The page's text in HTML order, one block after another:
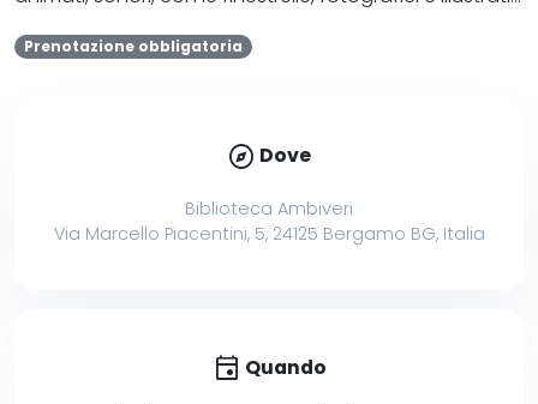
Prenotazione obbligatoria
explore Dove
Biblioteca Ambiveri
Via Marcello Piacentini, 5, 24125 Bergamo BG, Italia
event Quando